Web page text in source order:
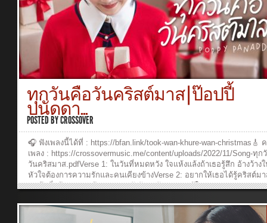
Chorus 2:มีพระองค์ที่รักและคอยห่วงใยไม่มีวันทอดทิ้งจะดูแลตลอดไปอ
ว่าเธอไม่มีใคร พระเจ้าทรงรักเธอLastline :จากนี้ไม่ว่านานเท่าไหร่ พระ
รักเธอ _______________________________Executive Producer:
YongpiyakulProducer: Ruangkit YongpiyakulComposer: Panya
PakunpanyaArranger: Burin SupakarapongkulArtist: Panadda
ChumchuerBackground Vocal: Burin SupakarapongkulPiano/
Burin SupakarapongkulAcoustic Guitar: Ruangkit YongpiyakulElectric
Guitar: Ruangkit YongpiyakulBass: Burin SupakarapongkulDrum
Programming: Burin SupakarapongkulMixed and Mastering: Burin
Supakarapongkul Director: Sarita SuveeraSet out Producer: Waranya
PakunpanyaActress: Nutthanicha PitakkanarakCamera 1: Tanyaporn
Luang-ngernCamera 2: Waranya PakunpanyaEditor : Tanyaporn
ngernMake up & Hair Stylist : Jatuporn Charoensukkasem, Thitima
SriboonruangVDO Production Crew: Baipor Ananya, Pomm Panya,
RungrojSpecial Thanks: Langsuan Maitrichit...
ทุกวันคือวันคริสต์มาส | ป๊อปปี้
ปนัดดา...
POSTED BYCROSSOVER
🎧 ฟังเพลงนี้ได้ที่ : https://bfan.link/took-wan-khure-wan-christmas🎸
เพลง : https://crossovermusic.me/content/uploads/2022/11/Song-ทุก
วันคริสมาส.pdfVerse 1: ในวันที่หมดหวัง ใจแห้งแล้งถ้าเธอรู้สึก อ้างว้าง
หัวใจต้องการความรักและคนเคียงข้างVerse 2: อยากให้เธอได้รู้คริสต์ม
คนนึงที่พร้อมจะอยู่ข้างเธอและยังรักจะรักเธอกว่าผู้ใดPre Chorus:ปล่อย
เธอChorus:พระเยซูคือของขวัญที่ยิ่งใหญ่ ให้เธอชื่นใจในวันนี้เปลี่ยนควา
ให้เป็นความหวัง โวโอพระเจ้าทรงลงมาอยู่เคียงข้างเธอ แค่เพียงเธอเชื่อ